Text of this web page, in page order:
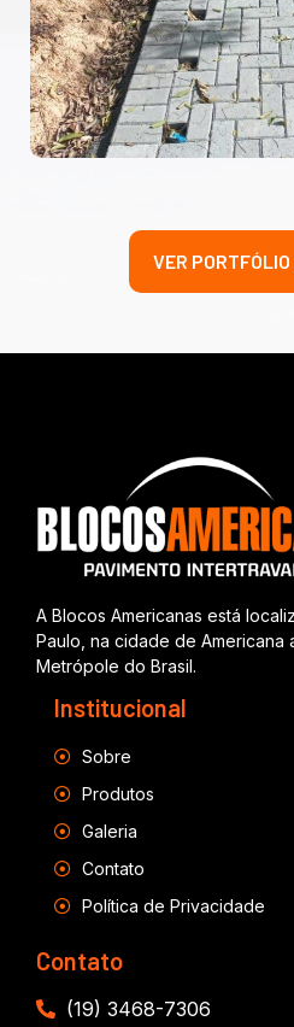
VER
A Blocos Americanas está
Paulo, na cidade de Americana
Metrópole do Brasil.
Institucional
Sobre
Produtos
Galeria
Contato
Política de Privacidade
Contato
(19) 3468-7306